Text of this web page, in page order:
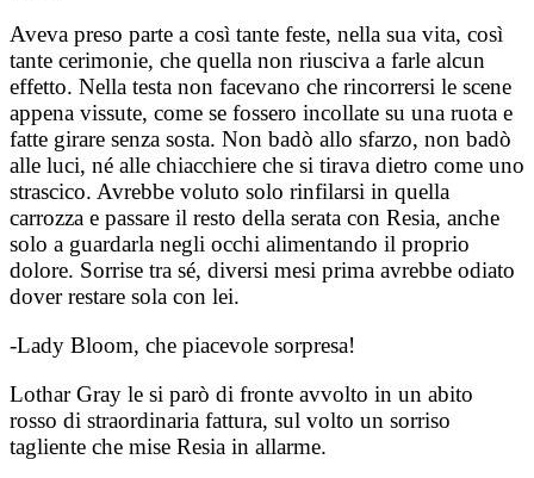
Aveva preso parte a così tante feste, nella sua vita, così
tante cerimonie, che quella non riusciva a farle alcun
effetto. Nella testa non facevano che rincorrersi le scene
appena vissute, come se fossero incollate su una ruota e
fatte girare senza sosta. Non badò allo sfarzo, non badò
alle luci, né alle chiacchiere che si tirava dietro come uno
strascico. Avrebbe voluto solo rinfilarsi in quella
carrozza e passare il resto della serata con Resia, anche
solo a guardarla negli occhi alimentando il proprio
dolore. Sorrise tra sé, diversi mesi prima avrebbe odiato
dover restare sola con lei.
-Lady Bloom, che piacevole sorpresa!
Lothar Gray le si parò di fronte avvolto in un abito
rosso di straordinaria fattura, sul volto un sorriso
tagliente che mise Resia in allarme.